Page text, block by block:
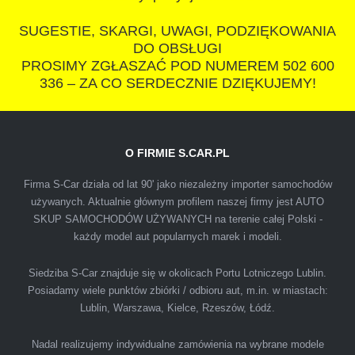
polecam s-car.pl
IZA
Polecam firmę s-car ze Świdnika. Dawno nie
podejściem. Szybko, sprawnie, w miłej
atmosferze. Nie wiedziałem, że sprzedaż
samochodu może być załatwiona tak
SUGESTIE, SKARGI, UWAGI, PODZIĘKOWANIA
DO OBSŁUGI
PROSIMY ZGŁASZAĆ POD NUMEREM 502 600
336 – ZA CO SERDECZNIE DZIĘKUJEMY!
O FIRMIE S.CAR.PL
Firma S-Car działa od lat 90' jako niezależny importer samochodów
używanych. Aktualnie głównym profilem naszej firmy jest AUTO
SKUP SAMOCHODÓW UŻYWANYCH na terenie całej Polski -
każdy model aut popularnych marek i modeli.
Siedziba S-Car znajduje się w okolicach Portu Lotniczego Lublin.
Posiadamy wiele punktów zbiórki / odbioru aut, m.in. w miastach:
Lublin, Warszawa, Kielce, Rzeszów, Łódź.
Nadal realizujemy indywidualne zamówienia na wybrane modele